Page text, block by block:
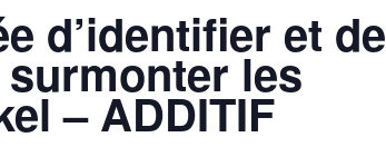
d’identifier et de
les
– ADDITIF